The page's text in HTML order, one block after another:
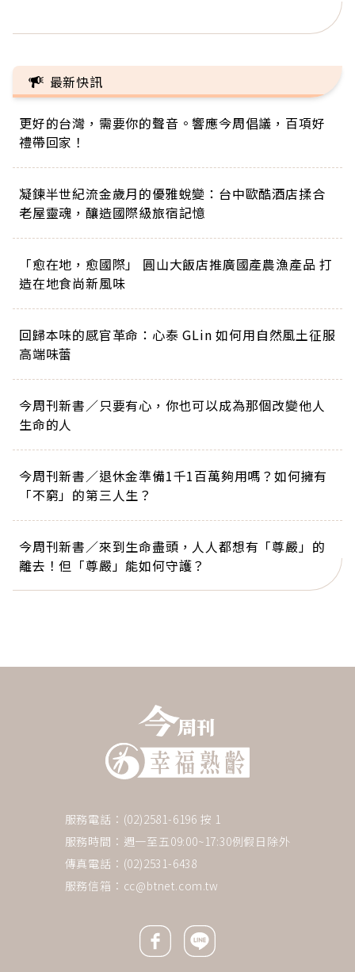
最新快訊
更好的台灣，需要你的聲音。響應今周倡議，百項好
禮帶回家！
凝鍊半世紀流金歲月的優雅蛻變：台中歐酷酒店揉合
老屋靈魂，釀造國際級旅宿記憶
「愈在地，愈國際」 圓山大飯店推廣國產農漁產品 打
造在地食尚新風味
回歸本味的感官革命：心泰 GLin 如何用自然風土征服
高端味蕾
今周刊新書／只要有心，你也可以成為那個改變他人
生命的人
今周刊新書／退休金準備1千1百萬夠用嗎？如何擁有
「不窮」的第三人生？
今周刊新書／來到生命盡頭，人人都想有「尊嚴」的
離去！但「尊嚴」能如何守護？
服務電話：(02)2581-6196 按 1
服務時間：週一至五09:00~17:30例假日除外
傳真電話：(02)2531-6438
服務信箱： cc@btnet.com.tw
Facebook icon
Line icon